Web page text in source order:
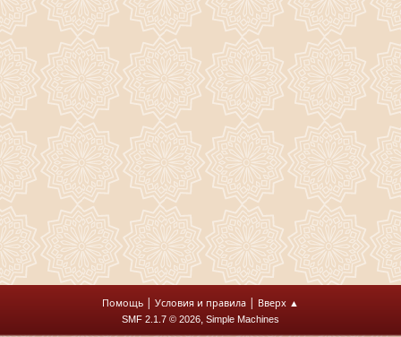
Помощь | Условия и правила | Вверх ▲
SMF 2.1.7 © 2026, Simple Machines